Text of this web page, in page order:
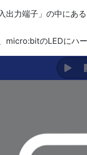
出力端子」の中に
micro:bitのLEDにハ